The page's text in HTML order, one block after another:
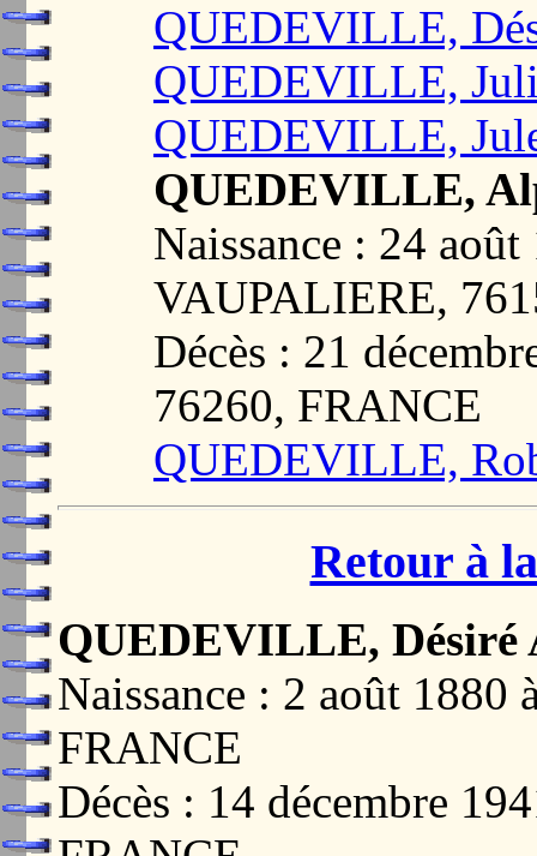
QUEDEVILLE,
QUEDEVILLE,
QUEDEVILLE,
QUEDEVILLE,
Naissance : 24
VAUPALIERE,
Décès : 21
76260, FRANCE
QUEDEVILLE,
Retour à
QUEDEVILLE, Désiré
Naissance : 2 août
FRANCE
Décès : 14 décembre